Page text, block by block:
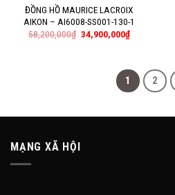
ĐỒNG HỒ MAURICE LACROIX
AIKON – AI6008-SS001-130-1
58,200,000₫ 34,900,000₫
1 2
MẠNG XÃ HỘI